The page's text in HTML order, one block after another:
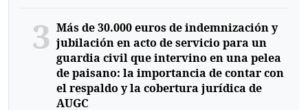
3 Más de 30.000 euros de indemnización y
jubilación en acto de servicio para un
guardia civil que intervino en una pelea
de paisano: la importancia de contar con
el respaldo y la cobertura jurídica de
AUGC